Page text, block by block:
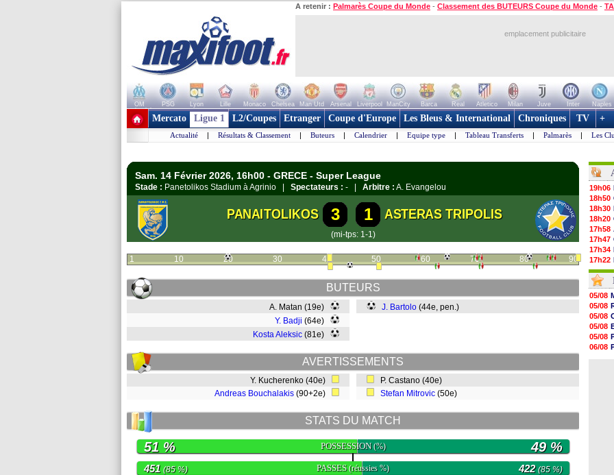
A retenir : Palmarès Coupe du Monde - Classement des BUTEURS Coupe du Monde -
emplacement publicitaire
OM PSG Lyon Lille Monaco Chelsea Man Utd Arsenal Liverpool ManCity Barca Real Atletico Milan Juve Inter Naples
+ de clubs
Mercato Ligue 1 L2/Coupes Etranger Coupe d'Europe Les Bleus & International Chroniques TV +
Actualité | Résultats & Classement | Buteurs | Calendrier | Equipe type | Tableau Transferts | Palmarès | Les
Sam. 14 Février 2026, 16h00 - GRECE - Super League
Stade : Panetolikos Stadium à Agrinio | Spectateurs : - | Arbitre : A. Evangelou
PANAITOLIKOS 3 1 ASTERAS TRIPOLIS
(mi-tps: 1-1)
1 10 20 30 40 50 60 70 80 90
BUTEURS
A. Matan (19e)
Y. Badji (64e)
Kosta Aleksic (81e)
J. Bartolo (44e, pen.)
AVERTISSEMENTS
Y. Kucherenko (40e)
Andreas Bouchalakis (90+2e)
P. Castano (40e)
Stefan Mitrovic (50e)
STATS DU MATCH
POSSESSION(%)
51 % 49 %
PASSES(réussies %)
451 (85 %) 422(85 %)
19h06
18h50
18h30
18h20
17h58
17h47
17h34
17h22
17h10
16h59
16h53
16h45
16h34
16h21
16h04
15h50
15h40
05/08
05/08
05/08
05/08
05/08
06/08